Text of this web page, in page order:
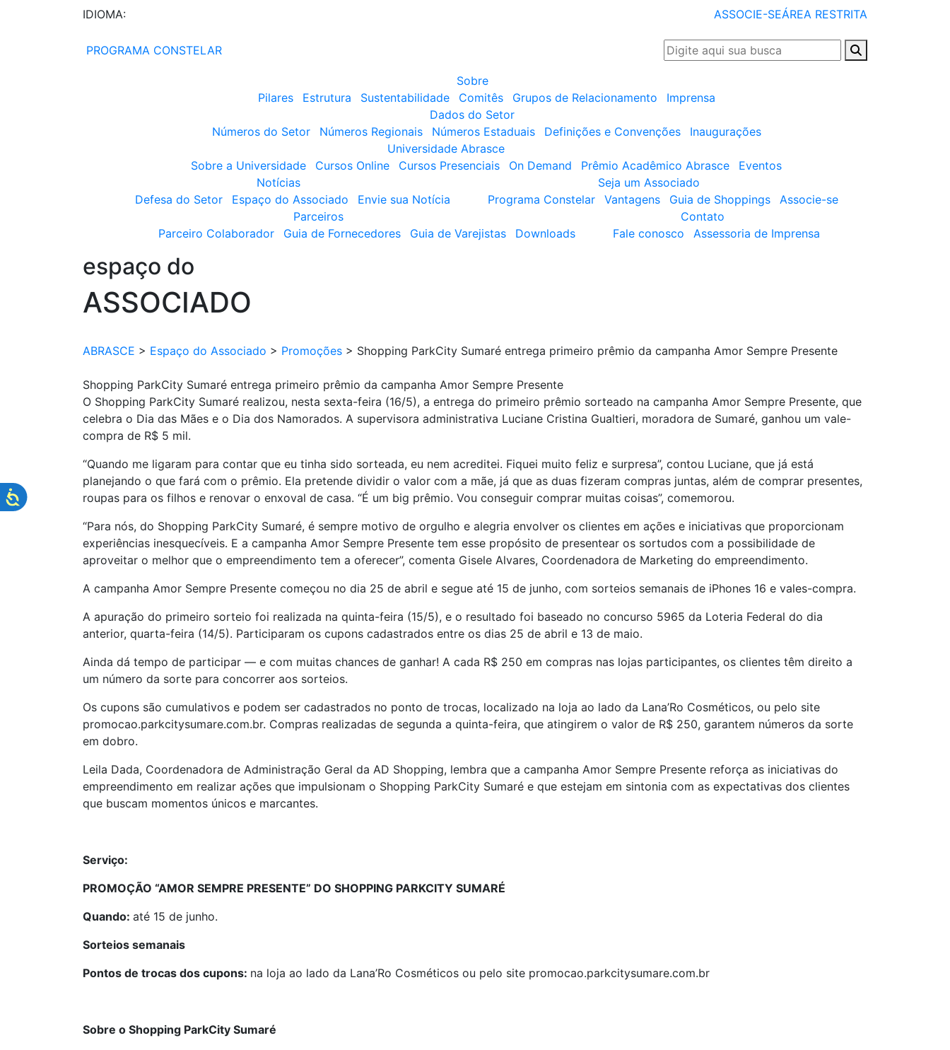
IDIOMA: ASSOCIE-SEÁREA RESTRITA
PROGRAMA CONSTELAR
Sobre
Pilares
Estrutura Sustentabilidade Comitês Grupos de Relacionamento
Imprensa
Dados do Setor
Números do Setor
Números Regionais Números Estaduais Definições e Convenções
Inaugurações
Universidade Abrasce
Sobre a Universidade
Cursos Online Cursos Presenciais On Demand Prêmio Acadêmico Abrasce
Eventos
Notícias
Defesa do Setor
Espaço do Associado Envie sua Notícia
Seja um Associado
Programa Constelar
Vantagens Guia de Shoppings
Associe-se
Parceiros
Parceiro Colaborador
Guia de Fornecedores Guia de Varejistas Downloads
Contato
Fale conosco
Assessoria de Imprensa
espaço do
ASSOCIADO
ABRASCE > Espaço do Associado > Promoções > Shopping ParkCity Sumaré entrega primeiro prêmio da campanha Amor Sempre Presente
Shopping ParkCity Sumaré entrega primeiro prêmio da campanha Amor Sempre Presente
O Shopping ParkCity Sumaré realizou, nesta sexta-feira (16/5), a entrega do primeiro prêmio sorteado na campanha Amor Sempre Presente, que
celebra o Dia das Mães e o Dia dos Namorados. A supervisora administrativa Luciane Cristina Gualtieri, moradora de Sumaré, ganhou um vale-
compra de R$ 5 mil.
“Quando me ligaram para contar que eu tinha sido sorteada, eu nem acreditei. Fiquei muito feliz e surpresa”, contou Luciane, que já está
planejando o que fará com o prêmio. Ela pretende dividir o valor com a mãe, já que as duas fizeram compras juntas, além de comprar presentes,
roupas para os filhos e renovar o enxoval de casa. “É um big prêmio. Vou conseguir comprar muitas coisas”, comemorou.
“Para nós, do Shopping ParkCity Sumaré, é sempre motivo de orgulho e alegria envolver os clientes em ações e iniciativas que proporcionam
experiências inesquecíveis. E a campanha Amor Sempre Presente tem esse propósito de presentear os sortudos com a possibilidade de
aproveitar o melhor que o empreendimento tem a oferecer”, comenta Gisele Alvares, Coordenadora de Marketing do empreendimento.
A campanha Amor Sempre Presente começou no dia 25 de abril e segue até 15 de junho, com sorteios semanais de iPhones 16 e vales-compra.
A apuração do primeiro sorteio foi realizada na quinta-feira (15/5), e o resultado foi baseado no concurso 5965 da Loteria Federal do dia
anterior, quarta-feira (14/5). Participaram os cupons cadastrados entre os dias 25 de abril e 13 de maio.
Ainda dá tempo de participar — e com muitas chances de ganhar! A cada R$ 250 em compras nas lojas participantes, os clientes têm direito a
um número da sorte para concorrer aos sorteios.
Os cupons são cumulativos e podem ser cadastrados no ponto de trocas, localizado na loja ao lado da Lana’Ro Cosméticos, ou pelo site
promocao.parkcitysumare.com.br. Compras realizadas de segunda a quinta-feira, que atingirem o valor de R$ 250, garantem números da sorte
em dobro.
Leila Dada, Coordenadora de Administração Geral da AD Shopping, lembra que a campanha Amor Sempre Presente reforça as iniciativas do
empreendimento em realizar ações que impulsionam o Shopping ParkCity Sumaré e que estejam em sintonia com as expectativas dos clientes
que buscam momentos únicos e marcantes.
Serviço:
PROMOÇÃO “AMOR SEMPRE PRESENTE” DO SHOPPING PARKCITY SUMARÉ
Quando: até 15 de junho.
Sorteios semanais
Pontos de trocas dos cupons: na loja ao lado da Lana’Ro Cosméticos ou pelo site promocao.parkcitysumare.com.br
Sobre o Shopping ParkCity Sumaré